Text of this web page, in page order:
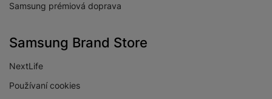
Samsung prémiová doprava
Samsung Brand Store
NextLife
Používaní cookies